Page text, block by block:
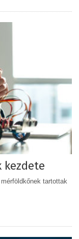
kezdete
tartottak